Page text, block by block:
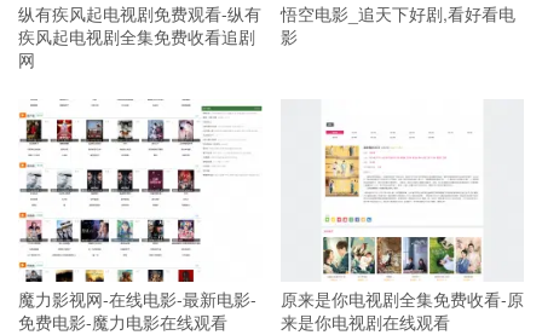
纵有疾风起电视剧免费观看-纵有
疾风起电视剧全集免费收看追剧
网
悟空电影_追天下好剧,看好看电
影
魔力影视网-在线电影-最新电影-
免费电影-魔力电影在线观看
原来是你电视剧全集免费收看-原
来是你电视剧在线观看